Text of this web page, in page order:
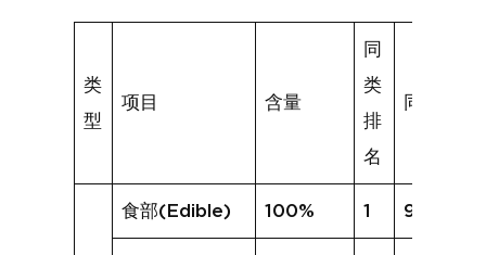
类
型
项目 含量
同
类
排
名
同类均值
食部(Edible) 100% 1 93%